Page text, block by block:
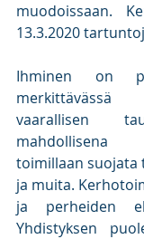
muodoissaan.
13.3.2020
Ihminen on
vaarallisen
mahdollisena
toimillaan suojata
ja muita.
ja perheiden
Yhdistyksen